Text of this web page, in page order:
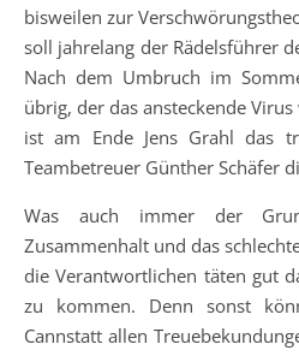
bisweilen zur
soll jahrelang der Rädelsführer
Nach dem Umbruch im
übrig, der das ansteckende
ist am Ende Jens Grahl das
Teambetreuer Günther Schäfer
Was auch immer der
Zusammenhalt und das
die Verantwortlichen täten gut
zu kommen. Denn sonst
Cannstatt allen